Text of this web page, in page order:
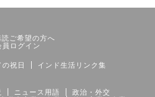
読ご希望の方へ
員ログイン
祝日
インド生活リンク集
ニュース用語
政治・外交